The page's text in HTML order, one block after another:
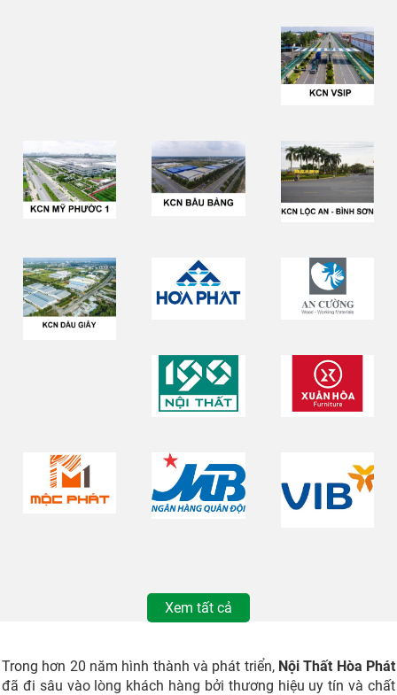
Xem tất cả
Trong hơn 20 năm hình thành và phát triển, Nội Thất Hòa Phát
đã đi sâu vào lòng khách hàng bởi thương hiệu uy tín và chất